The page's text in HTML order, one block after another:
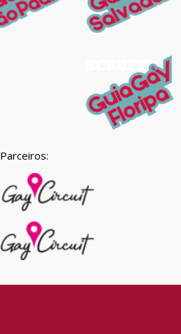
Parceiros: